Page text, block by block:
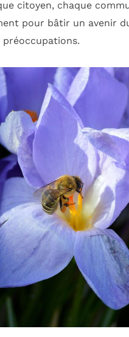
citoyen, chaque
pour bâtir un avenir